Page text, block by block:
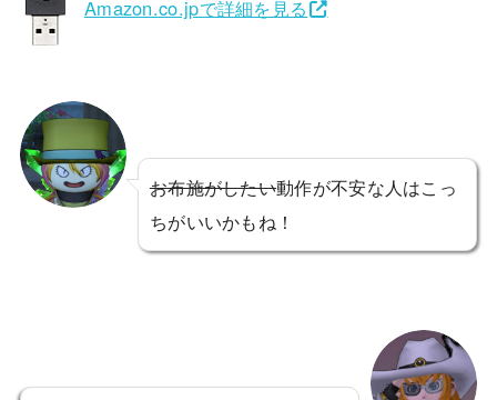
Amazon.co.jpで詳細を見る
お布施がしたい動作が不安な人はこっ
ちがいいかもね！